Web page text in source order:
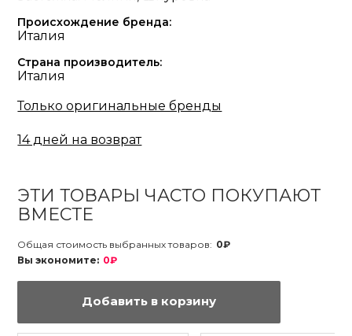
Происхождение бренда:
Италия
Страна производитель:
Италия
Только оригинальные бренды
14 дней на возврат
ЭТИ ТОВАРЫ ЧАСТО ПОКУПАЮТ
ВМЕСТЕ
Общая стоимость выбранных товаров: 0₽
Вы экономите: 0₽
Добавить в корзину